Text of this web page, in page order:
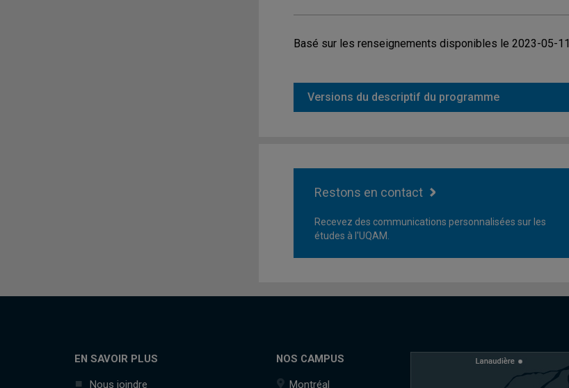
Basé sur les renseignements disponibles le 2023-05-11
Versions du descriptif du programme
Restons en contact
Recevez des communications personnalisées sur les
études à l'UQAM.
EN SAVOIR PLUS
Nous joindre
NOS CAMPUS
Montréal